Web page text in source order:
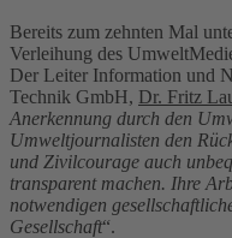
Bereits zum zehnten Mal
Verleihung des
Der Leiter Information und
Technik GmbH, Dr. Fritz
Anerkennung durch den
Umweltjournalisten den
und Zivilcourage auch
transparent machen. Ihre
notwendigen
Gesellschaft“.